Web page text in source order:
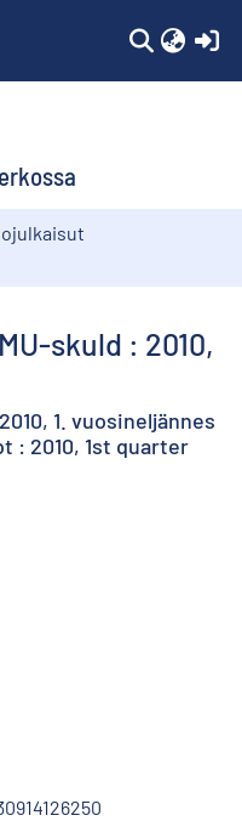
skuld : 2010,
1. vuosineljännes
: 2010, 1st quarter